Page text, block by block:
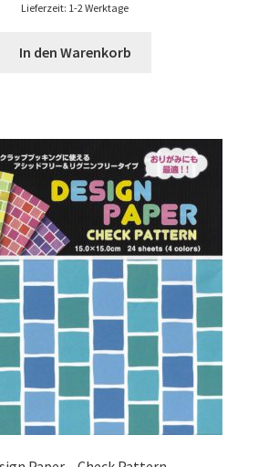
Lieferzeit: 1-2 Werktage
In den Warenkorb